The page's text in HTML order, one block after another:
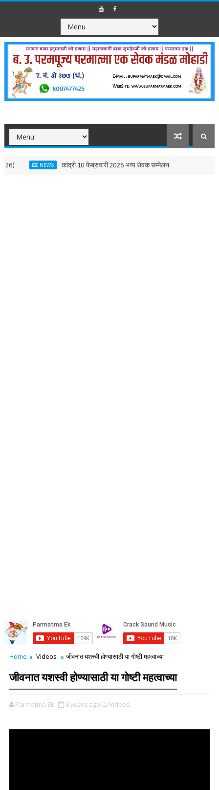
NEWS कांद्री 10 फेब्रुवारी 2026 भव्य सेवक सम्मेलन
Home Videos जीवनात यशस्वी होण्यासाठी या गोष्टी महत्वाच्या
जीवनात यशस्वी होण्यासाठी या गोष्टी महत्वाच्या
Parmatma Ek 6 years ago Videos,